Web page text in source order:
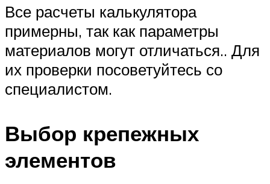
Все расчеты калькулятора
примерны, так как параметры
материалов могут отличаться.. Для
их проверки посоветуйтесь со
специалистом.
Выбор крепежных
элементов